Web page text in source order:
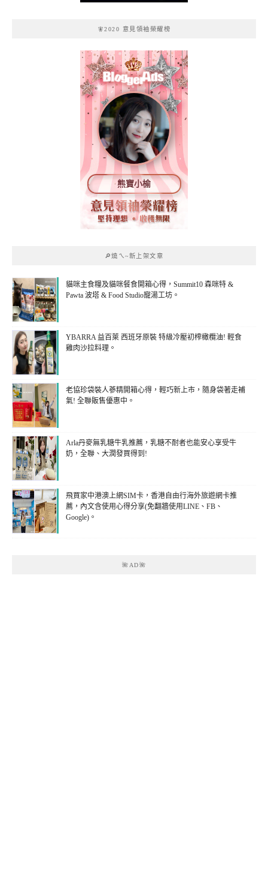
🧚2020 意見領袖榮耀榜
熊寶小榆
🔎燒ㄟ~新上架文章
貓咪主食糧及貓咪餐食開箱心得，Summit10 森咪特 &
Pawta 波塔 & Food Studio寵湯工坊。
YBARRA 益百萊 西班牙原裝 特級冷壓初榨橄欖油! 輕食
雞肉沙拉料理。
老協珍袋裝人蔘精開箱心得，輕巧新上市，隨身袋著走補
氣! 全聯販售優惠中。
Arla丹麥無乳糖牛乳推薦，乳糖不耐者也能安心享受牛
奶，全聯、大潤發買得到!
飛買家中港澳上網SIM卡，香港自由行海外旅遊網卡推
薦，內文含使用心得分享(免翻牆使用LINE、FB、
Google)。
🌺AD🌺